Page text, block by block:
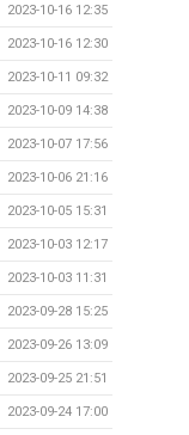
2023-10-16 12:35
2023-10-16 12:30
2023-10-11 09:32
2023-10-09 14:38
2023-10-07 17:56
2023-10-06 21:16
2023-10-05 15:31
2023-10-03 12:17
2023-10-03 11:31
2023-09-28 15:25
2023-09-26 13:09
2023-09-25 21:51
2023-09-24 17:00